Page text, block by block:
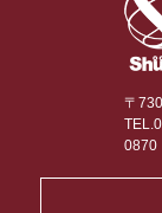
〒
0870